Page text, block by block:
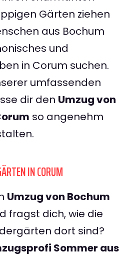
Gärten ziehen
aus Bochum
und
in Corum suchen.
umfassenden
dir den Umzug von
so angenehm
IN CORUM
Umzug von Bochum
fragst dich, wie die
dort sind?
Sommer aus